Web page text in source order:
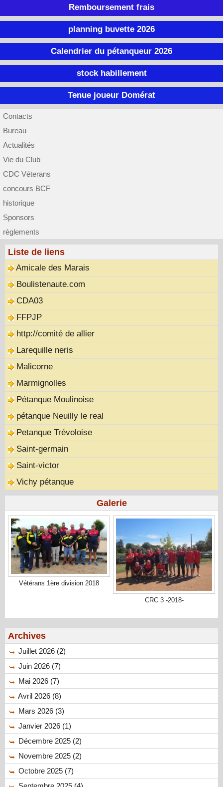
Remboursement frais
planning buvette 2026
Calendrier du pétanqueur 2026
stock habillement
Tenue joueur Domérat
Contacts
Bureau
Actualités
Vie du Club
CDC Véterans
concours BCF
historique
Sponsors
règlements
Liste de liens
Amicale des Marais
Boulistenaute.com
CDA03
FFPJP
http://comité de allier
Larequille neris
Malicorne
Marmignolles
Pétanque Moulinoise
pétanque Neuilly le real
Petanque Trévoloise
Saint-germain
Saint-victor
Vichy pétanque
Galerie
Vétérans 1ère division 2018
CRC 3 -2018-
Archives
Juillet 2026 (2)
Juin 2026 (7)
Mai 2026 (7)
Avril 2026 (8)
Mars 2026 (3)
Janvier 2026 (1)
Décembre 2025 (2)
Novembre 2025 (2)
Octobre 2025 (7)